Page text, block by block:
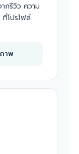
กรีวิว ความ
ที่โปรไฟล์
าพ